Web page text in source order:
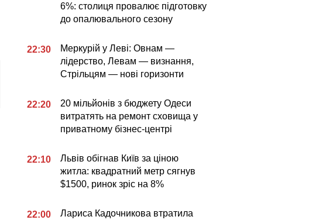
6%: столиця провалює підготовку
до опалювального сезону
22:30
Меркурій у Леві: Овнам —
лідерство, Левам — визнання,
Стрільцям — нові горизонти
22:20
20 мільйонів з бюджету Одеси
витратять на ремонт сховища у
приватному бізнес-центрі
22:10
Львів обігнав Київ за ціною
житла: квадратний метр сягнув
$1500, ринок зріс на 8%
22:00
Лариса Кадочникова втратила